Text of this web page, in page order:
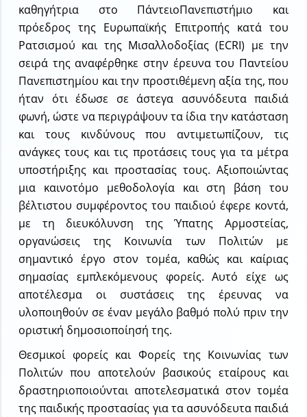
καθηγήτρια στο ΠάντειοΠανεπιστήμιο και
πρόεδρος της Ευρωπαϊκής Επιτροπής κατά του
Ρατσισμού και της Μισαλλοδοξίας (ECRI) με την
σειρά της αναφέρθηκε στην έρευνα του Παντείου
Πανεπιστημίου και την προστιθέμενη αξία της, που
ήταν ότι έδωσε σε άστεγα ασυνόδευτα παιδιά
φωνή, ώστε να περιγράψουν τα ίδια την κατάσταση
και τους κινδύνους που αντιμετωπίζουν, τις
ανάγκες τους και τις προτάσεις τους για τα μέτρα
υποστήριξης και προστασίας τους. Αξιοποιώντας
μια καινοτόμο μεθοδολογία και στη βάση του
βέλτιστου συμφέροντος του παιδιού έφερε κοντά,
με τη διευκόλυνση της Ύπατης Αρμοστείας,
οργανώσεις της Κοινωνία των Πολιτών με
σημαντικό έργο στον τομέα, καθώς και καίριας
σημασίας εμπλεκόμενους φορείς. Αυτό είχε ως
αποτέλεσμα οι συστάσεις της έρευνας να
υλοποιηθούν σε έναν μεγάλο βαθμό πολύ πριν την
οριστική δημοσιοποίησή της.
Θεσμικοί φορείς και Φορείς της Κοινωνίας των
Πολιτών που αποτελούν βασικούς εταίρους και
δραστηριοποιούνται αποτελεσματικά στον τομέα
της παιδικής προστασίας για τα ασυνόδευτα παιδιά